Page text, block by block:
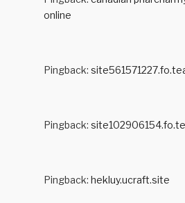
online
Pingback:
Pingback:
Pingback: hekluy.ucraft.site